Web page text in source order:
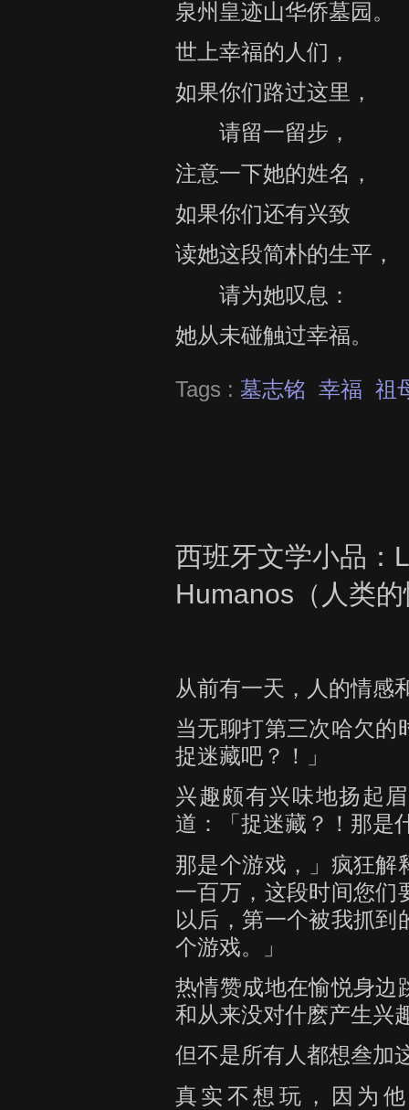
泉州皇迹山华侨墓园。
世上幸福的人们，
如果你们路过这里，
请留一留步，
注意一下她的姓名，
如果你们还有兴致
读她这段简朴的生平，
请为她叹息：
她从未碰触过幸福。
Tags : 墓志铭 幸福 祖
西班牙文学小品：
Humanos（人类
从前有一天，人的情感
当无聊打第三次哈欠的
捉迷藏吧？！」
兴趣颇有兴味地扬起
道：「捉迷藏？！那是
那是个游戏，」疯狂解
一百万，这段时间您们
以后，第一个被我抓
个游戏。」
热情赞成地在愉悦身边
和从来没对什麽产生兴
但不是所有人都想叁加
真实不想玩，因为